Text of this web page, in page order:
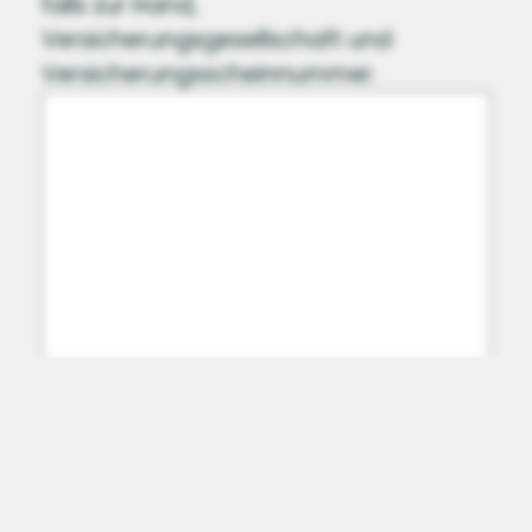
Versicherungsgesellschaft und
Versicherungsscheinnummer.